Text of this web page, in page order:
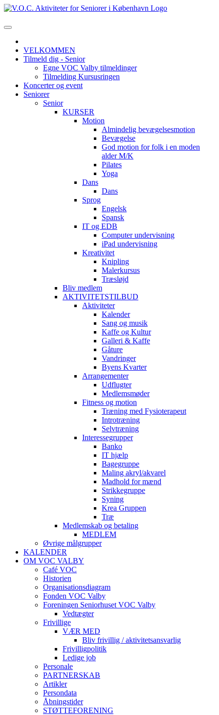
VELKOMMEN
Tilmeld dig - Senior
Egne VOC Valby tilmeldinger
Tilmelding Kursusringen
Koncerter og event
Seniorer
Senior
KURSER
Motion
Almindelig bevægelsesmotion
Bevægelse
God motion for folk i en moden
alder M/K
Pilates
Yoga
Dans
Dans
Sprog
Engelsk
Spansk
IT og EDB
Computer undervisning
iPad undervisning
Kreativitet
Knipling
Malerkursus
Træsløjd
Bliv medlem
AKTIVITETSTILBUD
Aktiviteter
Kalender
Sang og musik
Kaffe og Kultur
Galleri & Kaffe
Gåture
Vandringer
Byens Kvarter
Arrangementer
Udflugter
Medlemsmøder
Fitness og motion
Træning med Fysioterapeut
Introtræning
Selvtræning
Interessegrupper
Banko
IT hjælp
Bagegruppe
Maling akryl/akvarel
Madhold for mænd
Strikkegruppe
Syning
Krea Gruppen
Træ
Medlemskab og betaling
MEDLEM
Øvrige målgrupper
KALENDER
OM VOC VALBY
Café VOC
Historien
Organisationsdiagram
Fonden VOC Valby
Foreningen Seniorhuset VOC Valby
Vedtægter
Frivillige
VÆR MED
Bliv frivillig / aktivitetsansvarlig
Frivilligpolitik
Ledige job
Personale
PARTNERSKAB
Artikler
Persondata
Åbningstider
STØTTEFORENING